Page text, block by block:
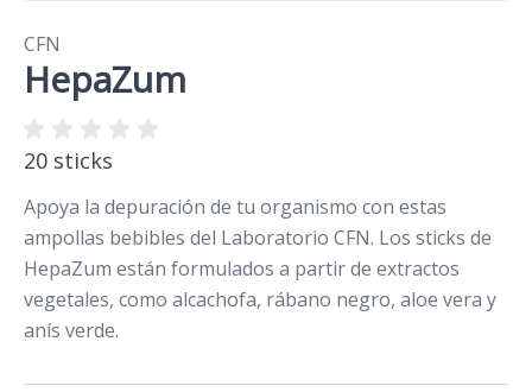
CFN
HepaZum
20 sticks
Apoya la depuración de tu organismo con estas
ampollas bebibles del Laboratorio CFN. Los sticks de
HepaZum están formulados a partir de extractos
vegetales, como alcachofa, rábano negro, aloe vera y
anís verde.